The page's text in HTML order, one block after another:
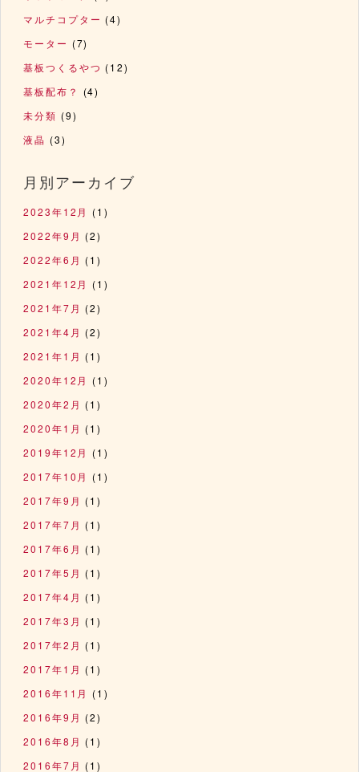
マルチコプター (4)
モーター (7)
基板つくるやつ (12)
基板配布？
(4)
未分類 (9)
液晶 (3)
月別アーカイブ
2023年12月 (1)
2022年9月 (2)
2022年6月 (1)
2021年12月 (1)
2021年7月 (2)
2021年4月 (2)
2021年1月 (1)
2020年12月 (1)
2020年2月 (1)
2020年1月 (1)
2019年12月 (1)
2017年10月 (1)
2017年9月 (1)
2017年7月 (1)
2017年6月 (1)
2017年5月 (1)
2017年4月 (1)
2017年3月 (1)
2017年2月 (1)
2017年1月 (1)
2016年11月 (1)
2016年9月 (2)
2016年8月 (1)
2016年7月 (1)